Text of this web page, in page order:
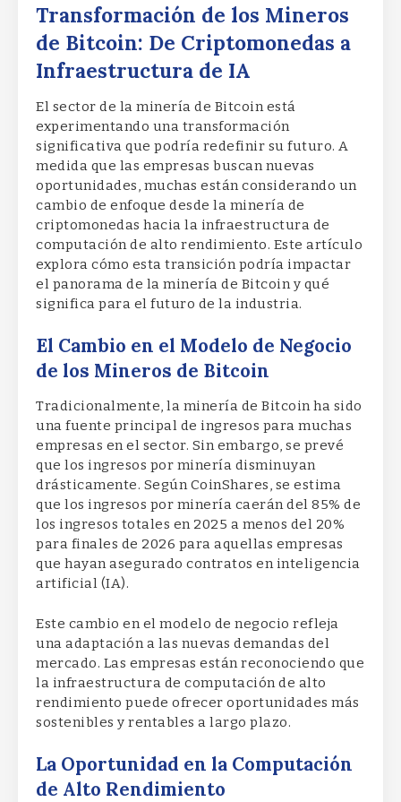
Transformación de los Mineros
de Bitcoin: De Criptomonedas a
Infraestructura de IA
El sector de la minería de Bitcoin está
experimentando una transformación
significativa que podría redefinir su futuro. A
medida que las empresas buscan nuevas
oportunidades, muchas están considerando un
cambio de enfoque desde la minería de
criptomonedas hacia la infraestructura de
computación de alto rendimiento. Este artículo
explora cómo esta transición podría impactar
el panorama de la minería de Bitcoin y qué
significa para el futuro de la industria.
El Cambio en el Modelo de Negocio
de los Mineros de Bitcoin
Tradicionalmente, la minería de Bitcoin ha sido
una fuente principal de ingresos para muchas
empresas en el sector. Sin embargo, se prevé
que los ingresos por minería disminuyan
drásticamente. Según CoinShares, se estima
que los ingresos por minería caerán del 85% de
los ingresos totales en 2025 a menos del 20%
para finales de 2026 para aquellas empresas
que hayan asegurado contratos en inteligencia
artificial (IA).
Este cambio en el modelo de negocio refleja
una adaptación a las nuevas demandas del
mercado. Las empresas están reconociendo que
la infraestructura de computación de alto
rendimiento puede ofrecer oportunidades más
sostenibles y rentables a largo plazo.
La Oportunidad en la Computación
de Alto Rendimiento